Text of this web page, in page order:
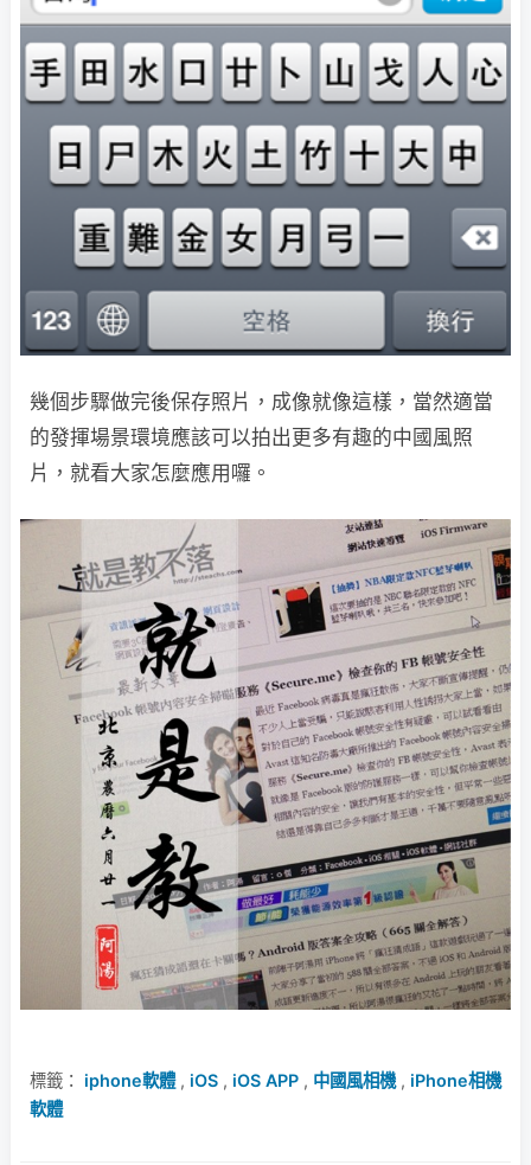
幾個步驟做完後保存照片，成像就像這樣，當然適當
的發揮場景環境應該可以拍出更多有趣的中國風照
片，就看大家怎麼應用囉。
標籤： iphone軟體, iOS , iOS APP , 中國風相機, iPhone相機
軟體